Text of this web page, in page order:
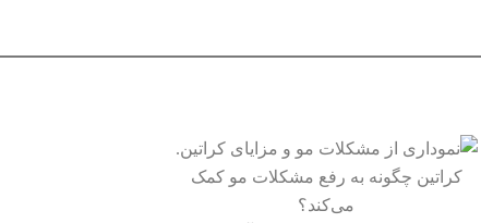
کراتین چگونه به رفع مشکلات مو کمک
می‌کند؟